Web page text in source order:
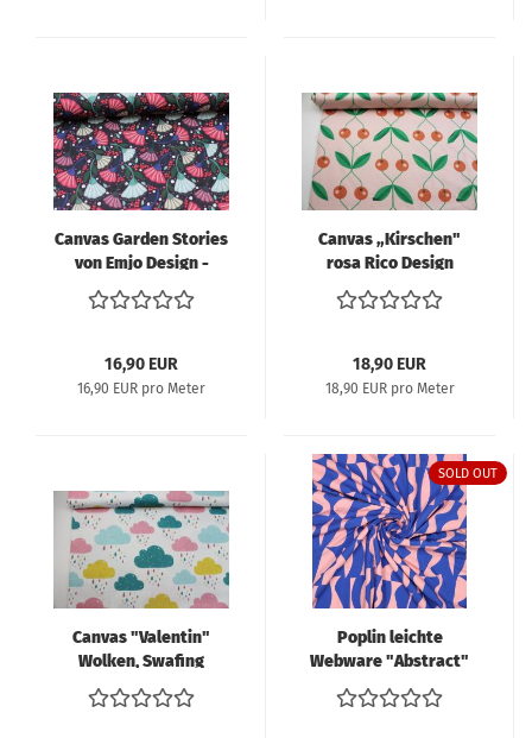
Canvas Garden Stories
von Emjo Design -
dunkelblau
16,90 EUR
16,90 EUR pro Meter
Canvas „Kirschen"
rosa Rico Design
18,90 EUR
18,90 EUR pro Meter
Canvas "Valentin"
Wolken, Swafing
SOLD OUT
Poplin leichte
Webware "Abstract"
blau, rosa für Blusen
und Kleider